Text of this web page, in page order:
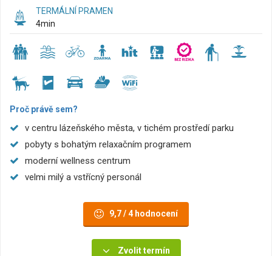
TERMÁLNÍ PRAMEN
4min
Proč právě sem?
v centru lázeňského města, v tichém prostředí parku
pobyty s bohatým relaxačním programem
moderní wellness centrum
velmi milý a vstřícný personál
9,7 / 4 hodnocení
Zvolit termín